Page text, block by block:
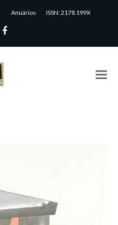
Anuários ISSN: 2178 199X
Facebook